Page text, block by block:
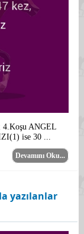
4.Koşu ANGEL
ise 30 ...
Devamını Oku...
yazılanlar